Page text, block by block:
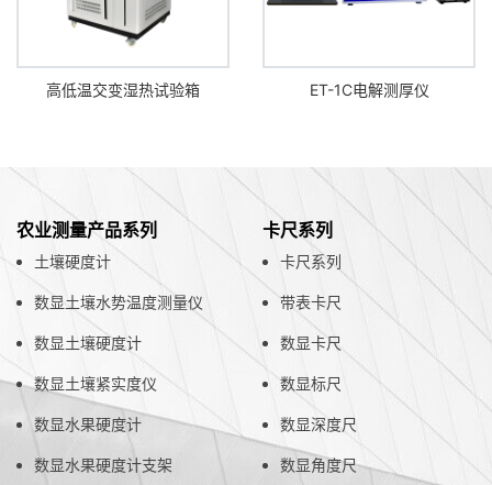
高低温交变湿热试验箱 ET-1C电解测厚仪
农业测量产品系列
土壤硬度计
数显土壤水势温度测量仪
数显土壤硬度计
数显土壤紧实度仪
数显水果硬度计
数显水果硬度计支架
卡尺系列
卡尺系列
带表卡尺
数显卡尺
数显标尺
数显深度尺
数显角度尺